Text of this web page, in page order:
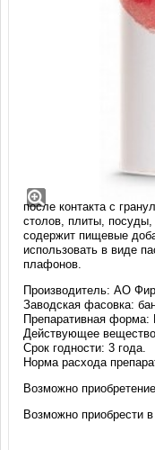
Мухоед Супер,
уничтожения
беседках. Насекомые
после контакта с
столов, плиты,
содержит пищевые
использовать в виде
плафонов.
Производитель: АО
Заводская фасовка:
Препаративная форма:
Действующее
Срок годности: 3 года.
Норма расхода
Возможно
Возможно приобрести